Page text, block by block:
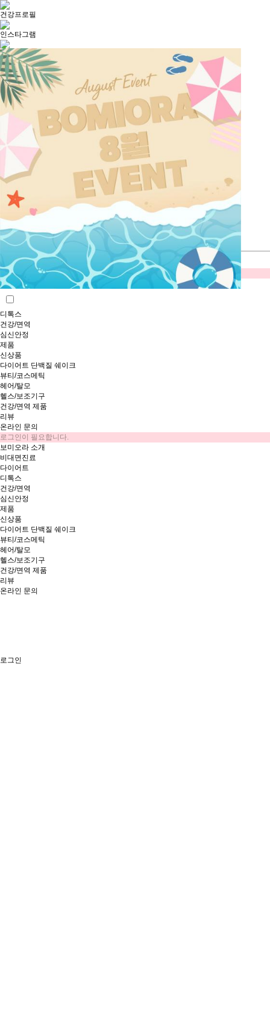
건강프로필
인스타그램
카카오톡
온라인 문의
리뷰작성
TOP
건강프로필
인스타그램
카카오톡
온라인 문의
리뷰작성
로그인
|
회원가입
로그인이 필요합니다.
보미오라 소개
비대면진료
다이어트
디톡스
건강/면역
심신안정
제품
신상품
다이어트 단백질 쉐이크
뷰티/코스메틱
헤어/탈모
헬스/보조기구
건강/면역 제품
리뷰
온라인 문의
로그인이 필요합니다.
보미오라 소개
비대면진료
다이어트
디톡스
건강/면역
심신안정
제품
신상품
다이어트 단백질 쉐이크
뷰티/코스메틱
헤어/탈모
헬스/보조기구
건강/면역 제품
리뷰
온라인 문의
로그인
하루동안 이 창을 열지 않음 창닫기